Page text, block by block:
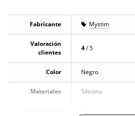
Fabricante Mystim
Valoración
clientes
4/ 5
Color Negro
Materiales Silicona